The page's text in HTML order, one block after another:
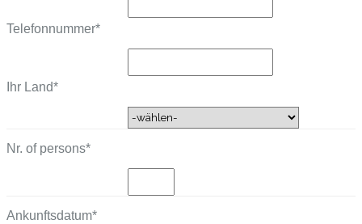
Telefonnummer*
Ihr Land*
Nr. of persons*
Ankunftsdatum*